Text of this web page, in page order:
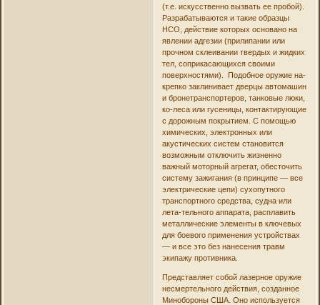
(т.е. искусственно вызвать ее пробой).
Разрабатываются и такие образцы
НСО, действие которых основано на
явлении адгезии (прилипании или
прочном склеивании твердых и жидких
тел, соприкасающихся своими
поверхностями). Подобное оружие на-
крепко заклинивает дверцы автомашин
и бронетранспортеров, танковые люки,
ко-леса или гусеницы, контактирующие
с дорожным покрытием. С помощью
химических, электронных или
акустических систем становится
возможным отключить жизненно
важный моторный агрегат, обесточить
систему зажигания (в принципе — все
электрические цепи) сухопутного
транспортного средства, судна или
лета-тельного аппарата, расплавить
металлические элементы в ключевых
для боевого применения устройствах
— и все это без нанесения травм
экипажу противника.
Представляет собой лазерное оружие
несмертельного действия, созданное
Минобороны США. Оно используется